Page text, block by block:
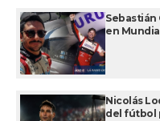
Sebastián
en
Nicolás
del fútbol